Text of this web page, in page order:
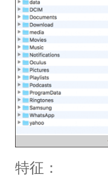
特征：